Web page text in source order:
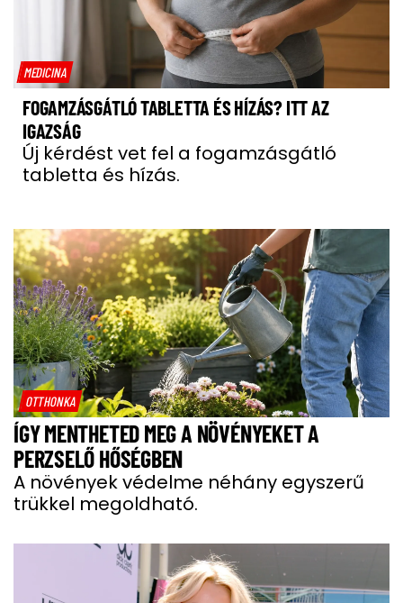
MEDICINA
FOGAMZÁSGÁTLÓ TABLETTA ÉS HÍZÁS? ITT AZ
IGAZSÁG
Új kérdést vet fel a fogamzásgátló
tabletta és hízás.
OTTHONKA
ÍGY MENTHETED MEG A NÖVÉNYEKET A
PERZSELŐ HŐSÉGBEN
A növények védelme néhány egyszerű
trükkel megoldható.